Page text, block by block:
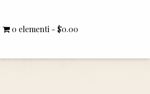
0 elementi $0.00